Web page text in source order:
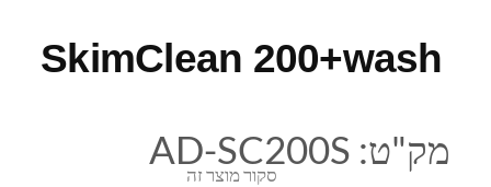
SkimClean 200+wash
סקור מוצר זה
מק"ט: AD-SC200S